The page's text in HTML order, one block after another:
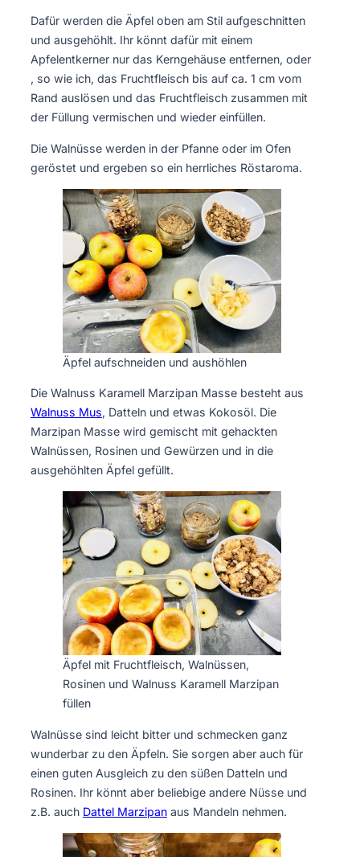
Dafür werden die Äpfel oben am Stil aufgeschnitten
und ausgehöhlt. Ihr könnt dafür mit einem
Apfelentkerner nur das Kerngehäuse entfernen, oder
, so wie ich, das Fruchtfleisch bis auf ca. 1 cm vom
Rand auslösen und das Fruchtfleisch zusammen mit
der Füllung vermischen und wieder einfüllen.
Die Walnüsse werden in der Pfanne oder im Ofen
geröstet und ergeben so ein herrliches Röstaroma.
Äpfel aufschneiden und aushöhlen
Die Walnuss Karamell Marzipan Masse besteht aus
Walnuss Mus, Datteln und etwas Kokosöl. Die
Marzipan Masse wird gemischt mit gehackten
Walnüssen, Rosinen und Gewürzen und in die
ausgehöhlten Äpfel gefüllt.
Äpfel mit Fruchtfleisch, Walnüssen,
Rosinen und Walnuss Karamell Marzipan
füllen
Walnüsse sind leicht bitter und schmecken ganz
wunderbar zu den Äpfeln. Sie sorgen aber auch für
einen guten Ausgleich zu den süßen Datteln und
Rosinen. Ihr könnt aber beliebige andere Nüsse und
z.B. auch Dattel Marzipan aus Mandeln nehmen.